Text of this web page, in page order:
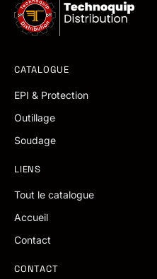
CATALOGUE
EPI & Protection
Outillage
Soudage
LIENS
Tout le catalogue
Accueil
Contact
CONTACT